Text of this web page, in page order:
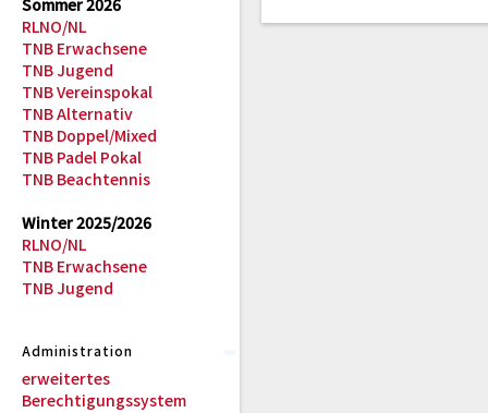
Sommer 2026
RLNO/NL
TNB Erwachsene
TNB Jugend
TNB Vereinspokal
TNB Alternativ
TNB Doppel/Mixed
TNB Padel Pokal
TNB Beachtennis
Winter 2025/2026
RLNO/NL
TNB Erwachsene
TNB Jugend
Administration
erweitertes
Berechtigungssystem